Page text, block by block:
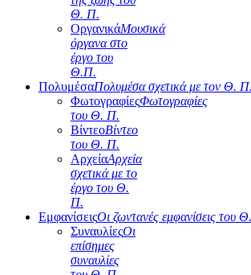
Θ. Π.
ΟργανικάΜουσικά
όργανα στο
έργο του
Θ.Π.
ΠολυμέσαΠολυμέσα σχετικά με τον Θ. Π.
ΦωτογραφίεςΦωτογραφίες
του Θ. Π.
ΒίντεοΒίντεο
του Θ. Π.
ΑρχείαΑρχεία
σχετικά με το
έργο του Θ.
Π.
ΕμφανίσειςΟι ζωντανές εμφανίσεις του
ΣυναυλίεςΟι
επίσημες
συναυλίες